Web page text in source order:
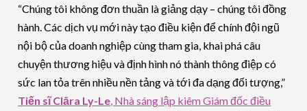
“Chúng tôi không đơn thuần là giảng dạy – chúng tôi đồng
hành. Các dịch vụ mới này tạo điều kiện để chính đội ngũ
nội bộ của doanh nghiệp cùng tham gia, khai phá câu
chuyện thương hiệu và định hình nó thành thông điệp có
sức lan tỏa trên nhiều nền tảng và tới đa dạng đối tượng,”
Tiến sĩ Clāra Ly-Le , Nhà sáng lập kiêm Giám đốc điều